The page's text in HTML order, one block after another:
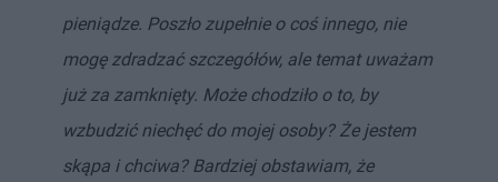
pieniądze. Poszło zupełnie o coś innego, nie
mogę zdradzać szczegółów, ale temat uważam
już za zamknięty. Może chodziło o to, by
wzbudzić niechęć do mojej osoby? Że jestem
skąpa i chciwa? Bardziej obstawiam, że